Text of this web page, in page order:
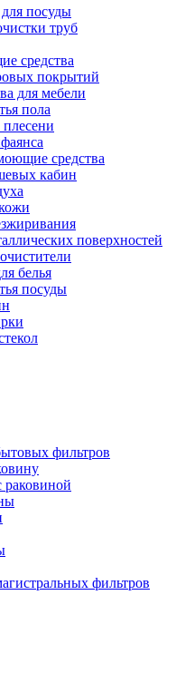
посуды
труб
средства
покрытий
для мебели
пола
средства
кабин
поверхностей
белья
посуды
фильтров
фильтров